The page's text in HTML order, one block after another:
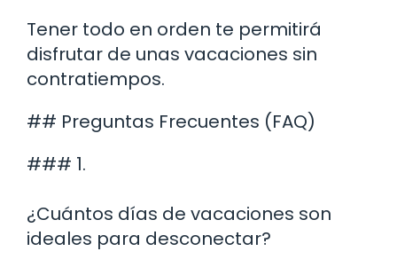
Tener todo en orden te permitirá
disfrutar de unas vacaciones sin
contratiempos.
## Preguntas Frecuentes (FAQ)
### 1.
¿Cuántos días de vacaciones son
ideales para desconectar?